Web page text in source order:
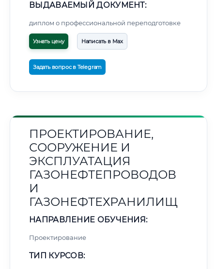
ВЫДАВАЕМЫЙ ДОКУМЕНТ:
диплом о профессиональной переподготовке
Узнать цену Написать в Max
Задать вопрос в Telegram
ПРОЕКТИРОВАНИЕ,
СООРУЖЕНИЕ И
ЭКСПЛУАТАЦИЯ
ГАЗОНЕФТЕПРОВОДОВ
И
ГАЗОНЕФТЕХРАНИЛИЩ
НАПРАВЛЕНИЕ ОБУЧЕНИЯ:
Проектирование
ТИП КУРСОВ: